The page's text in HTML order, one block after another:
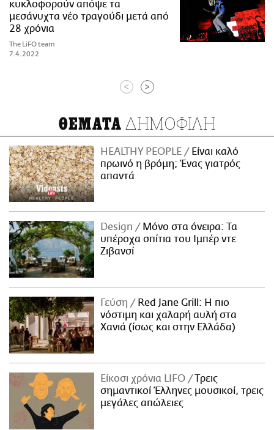
κυκλοφορούν απόψε τα
μεσάνυχτα νέο τραγούδι μετά από
28 χρόνια
The LiFO team
7.4.2022
< >
ΘΕΜΑΤΑ ΔΗΜΟΦΙΛΗ
HEALTHY PEOPLE
Είναι καλό
πρωινό η βρόμη; Ένας γιατρός
απαντά
Design
Μόνο στα όνειρα: Τα
υπέροχα σπίτια του Ιμπέρ ντε
Ζιβανσί
Γεύση
Red Jane Grill: Η πιο
νόστιμη και χαλαρή αυλή στα
Χανιά (ίσως και στην Ελλάδα)
Είκοσι χρόνια LIFO
Tρεις
σημαντικοί Έλληνες μουσικοί, τρεις
μεγάλες απώλειες